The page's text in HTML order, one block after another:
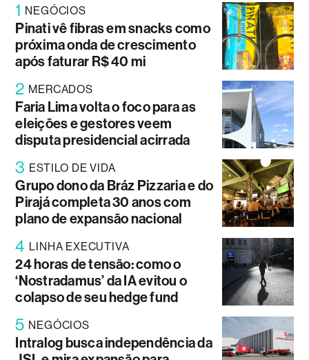
1 NEGÓCIOS
Pinati vê fibras em snacks como
próxima onda de crescimento
após faturar R$ 40 mi
2 MERCADOS
Faria Lima volta o foco para as
eleições e gestores veem
disputa presidencial acirrada
3 ESTILO DE VIDA
Grupo dono da Bráz Pizzaria e do
Pirajá completa 30 anos com
plano de expansão nacional
4 LINHA EXECUTIVA
24 horas de tensão: como o
‘Nostradamus’ da IA evitou o
colapso de seu hedge fund
5 NEGÓCIOS
Intralog busca independência da